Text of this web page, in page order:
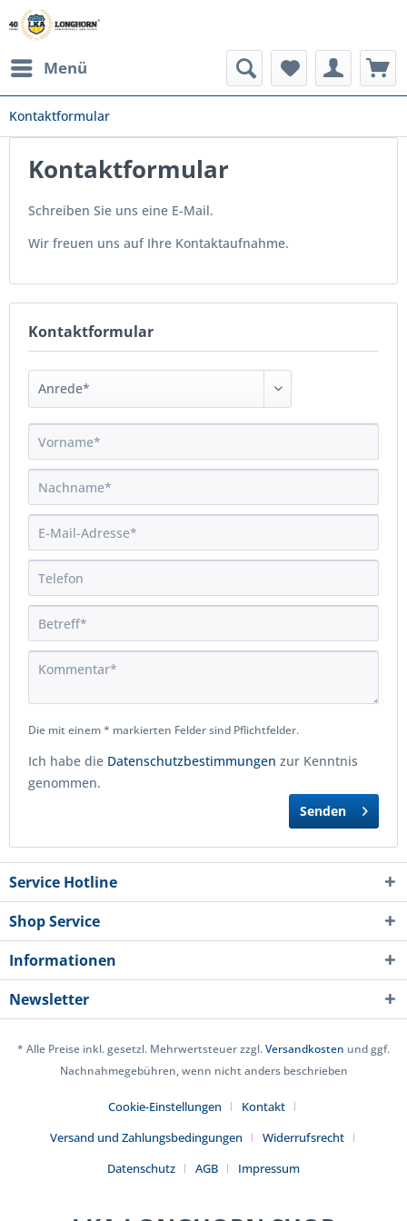
Menü
Kontaktformular
Kontaktformular
Schreiben Sie uns eine E-Mail.
Wir freuen uns auf Ihre Kontaktaufnahme.
Kontaktformular
Die mit einem * markierten Felder sind Pflichtfelder.
Ich habe die Datenschutzbestimmungen zur Kenntnis
genommen.
Senden
Service Hotline
Shop Service
Informationen
Newsletter
* Alle Preise inkl. gesetzl. Mehrwertsteuer zzgl.Versandkosten und ggf.
Nachnahmegebühren, wenn nicht anders beschrieben
Cookie-Einstellungen
Kontakt
Versand und Zahlungsbedingungen
Widerrufsrecht
Datenschutz
AGB Impressum